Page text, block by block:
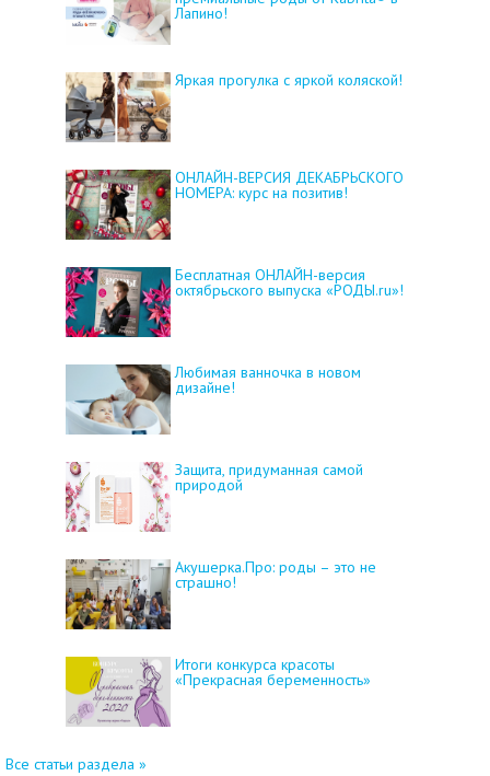
Лапино!
Яркая прогулка с яркой коляской!
ОНЛАЙН-ВЕРСИЯ ДЕКАБРЬСКОГО
НОМЕРА: курс на позитив!
Бесплатная ОНЛАЙН-версия
октябрьского выпуска «РОДЫ.ru»!
Любимая ванночка в новом
дизайне!
Защита, придуманная самой
природой
Акушерка.Про: роды – это не
страшно!
Итоги конкурса красоты
«Прекрасная беременность»
Все статьи раздела »